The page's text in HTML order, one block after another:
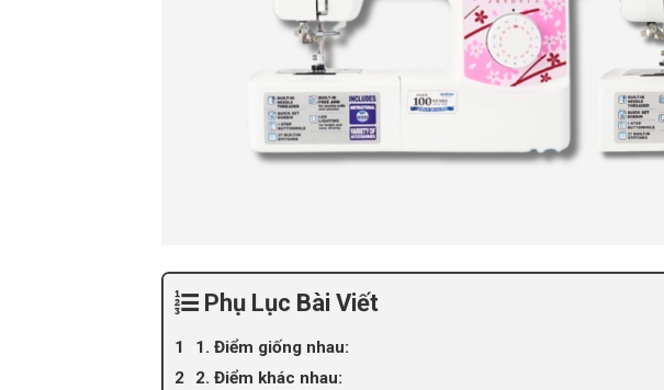
Phụ Lục Bài Viết
1. Điểm giống nhau:
2. Điểm khác nhau: